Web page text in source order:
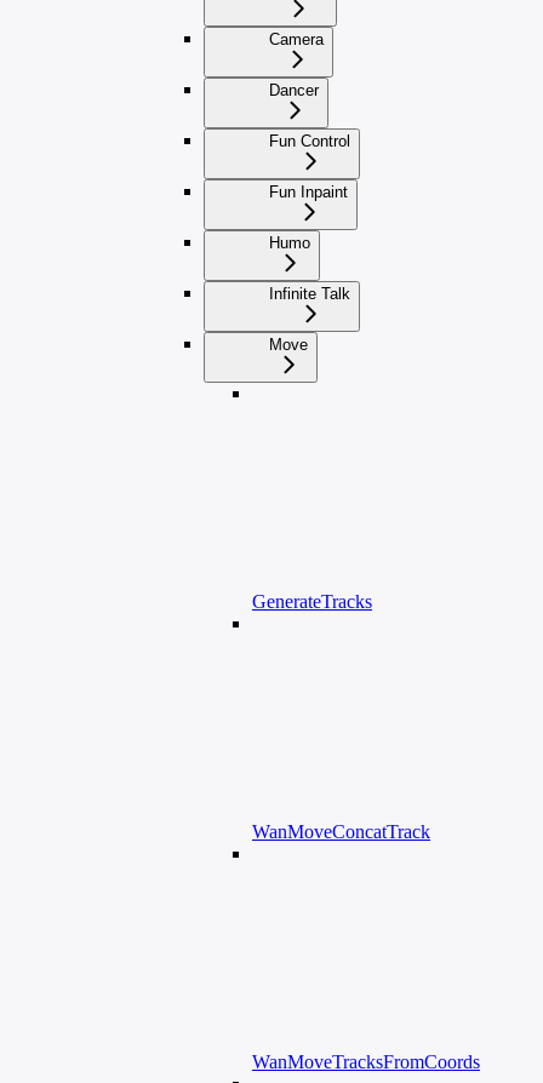
Camera
Dancer
Fun Control
Fun Inpaint
Humo
Infinite Talk
Move
GenerateTracks
WanMoveConcatTrack
WanMoveTracksFromCoords